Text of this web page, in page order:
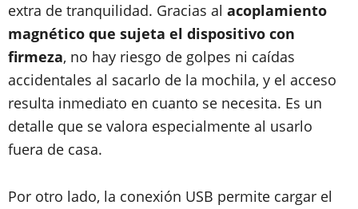
extra de tranquilidad. Gracias al acoplamiento
magnético que sujeta el dispositivo con
firmeza, no hay riesgo de golpes ni caídas
accidentales al sacarlo de la mochila, y el acceso
resulta inmediato en cuanto se necesita. Es un
detalle que se valora especialmente al usarlo
fuera de casa.
Por otro lado, la conexión USB permite cargar el